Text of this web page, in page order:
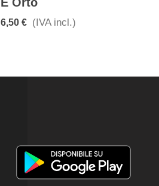
6,50 € (IVA incl.)